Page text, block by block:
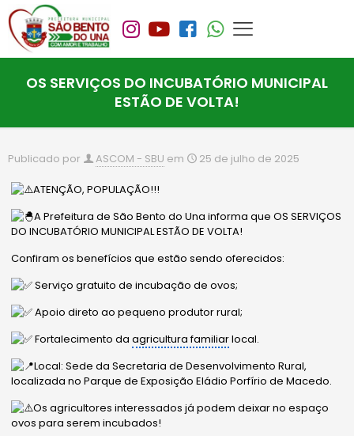
OS SERVIÇOS DO INCUBATÓRIO MUNICIPAL
ESTÃO DE VOLTA!
Publicado por ASCOM - SBU em 25 de julho de 2025
ATENÇÃO, POPULAÇÃO!!!
A Prefeitura de São Bento do Una informa que OS SERVIÇOS
DO INCUBATÓRIO MUNICIPAL ESTÃO DE VOLTA!
Confiram os benefícios que estão sendo oferecidos:
Serviço gratuito de incubação de ovos;
Apoio direto ao pequeno produtor rural;
Fortalecimento daagricultura familiarlocal.
Local: Sede da Secretaria de Desenvolvimento Rural,
localizada no Parque de Exposição Eládio Porfírio de Macedo.
Os agricultores interessados já podem deixar no espaço
ovos para serem incubados!